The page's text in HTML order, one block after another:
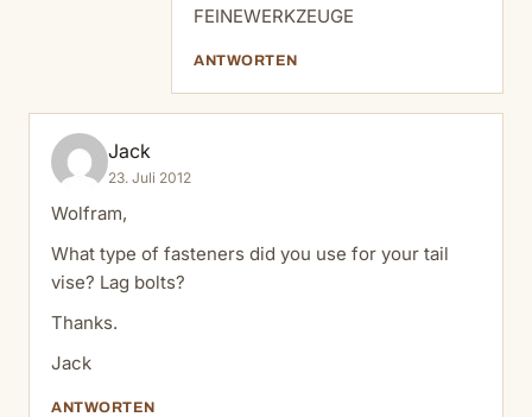
FEINEWERKZEUGE
ANTWORTEN
Jack
23. Juli 2012
Wolfram,
What type of fasteners did you use for your tail
vise? Lag bolts?
Thanks.
Jack
ANTWORTEN